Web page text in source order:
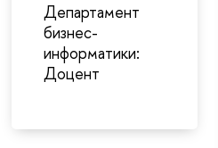
Департамент
бизнес-
информатики:
Доцент